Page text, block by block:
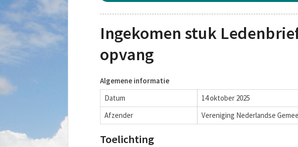
Ingekomen stuk
opvang
Algemene informatie
Datum
14 oktober 2025
Afzender
Vereniging Nederlandse
Toelichting